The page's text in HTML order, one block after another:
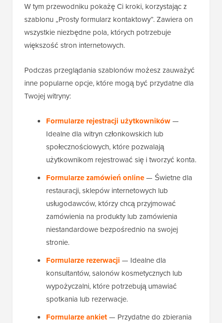
W tym przewodniku pokażę Ci kroki, korzystając z
szablonu „Prosty formularz kontaktowy”. Zawiera on
wszystkie niezbędne pola, których potrzebuje
większość stron internetowych.
Podczas przeglądania szablonów możesz zauważyć
inne popularne opcje, które mogą być przydatne dla
Twojej witryny:
Formularze rejestracji użytkowników—
Idealne dla witryn członkowskich lub
społecznościowych, które pozwalają
użytkownikom rejestrować się i tworzyć konta.
Formularze zamówień online— Świetne dla
restauracji, sklepów internetowych lub
usługodawców, którzy chcą przyjmować
zamówienia na produkty lub zamówienia
niestandardowe bezpośrednio na swojej
stronie.
Formularze rezerwacji — Idealne dla
konsultantów, salonów kosmetycznych lub
wypożyczalni, które potrzebują umawiać
spotkania lub rezerwacje.
Formularze ankiet— Przydatne do zbierania